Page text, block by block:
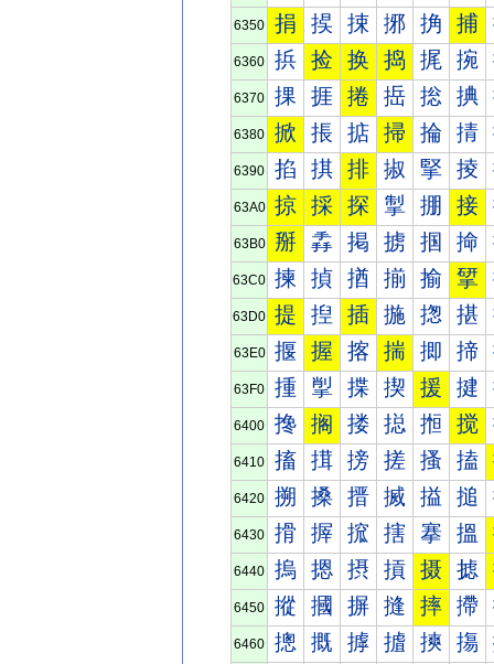
6350 捐 捑 捒 捓 捔 捕
6360 捠 捡 换 捣 捤 捥
6370 捰 捱 捲 捳 捴 捵
6380 掀 掁 掂 掃 掄 掅
6390 掐 掑 排 掓 掔 掕
63A0 掠 採 探 掣 掤 接
63B0 掰 掱 掲 掳 掴 掵
63C0 揀 揁 揂 揃 揄 揅
63D0 提 揑 插 揓 揔 揕
63E0 揠 握 揢 揣 揤 揥
63F0 揰 揱 揲 揳 援 揵
6400 搀 搁 搂 搃 搄 搅
6410 搐 搑 搒 搓 搔 搕
6420 搠 搡 搢 搣 搤 搥
6430 搰 搱 搲 搳 搴 搵
6440 摀 摁 摂 摃 摄 摅
6450 摐 摑 摒 摓 摔 摕
6460 摠 摡 摢 摣 摤 摥